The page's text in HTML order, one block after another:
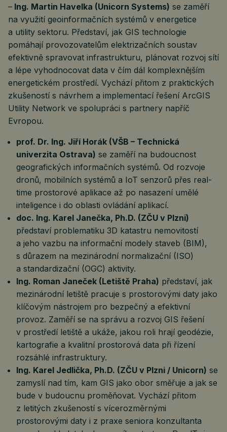
– Ing. Martin Havelka (Unicorn Systems) se zaměří
na využití geoinformačních systémů v energetice
a utility sektoru. Představí, jak GIS technologie
pomáhají provozovatelům elektrizačních soustav
efektivně spravovat infrastrukturu, plánovat rozvoj sítí
a lépe vyhodnocovat data v čím dál komplexnějším
energetickém prostředí. Vychází přitom z praktických
zkušeností s návrhem a implementací řešení ArcGIS
Utility Network ve spolupráci s partnery napříč
Evropou.
prof. Dr. Ing. Jiří Horák (VŠB – Technická
univerzita Ostrava) se zaměří na budoucnost
geografických informačních systémů. Od rozvoje
dronů, mobilních systémů a IoT senzorů přes real-
time prostorové aplikace až po nasazení umělé
inteligence i do oblasti ovládání aplikací.
doc. Ing. Karel Janečka, Ph.D. (ZČU v Plzni)
představí problematiku 3D katastru nemovitostí
a jeho vazbu na informační modely staveb (BIM),
s důrazem na mezinárodní normalizační (ISO)
a standardizační (OGC) aktivity.
Ing. Roman Janeček (Letiště Praha) představí, jak
mezinárodní letiště pracuje s prostorovými daty jako
klíčovým nástrojem pro bezpečný a efektivní
provoz. Zaměří se na správu a rozvoj GIS řešení
v prostředí letiště a ukáže, jakou roli hrají geodézie,
kartografie a kvalitní prostorová data při řízení
rozsáhlé infrastruktury.
Ing. Karel Jedlička, Ph.D. (ZČU v Plzni / Unicorn) se
zamyslí nad tím, kam GIS jako obor směřuje a jak se
bude v budoucnu proměňovat. Vychází přitom
z letitých zkušeností s vícerozměrnými
prostorovými daty i z praxe seniora konzultanta